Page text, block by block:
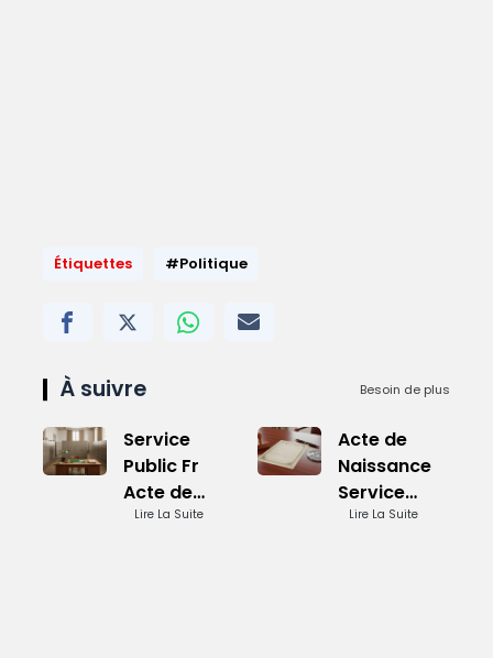
Étiquettes #Politique
À suivre Besoin de plus
Service
Public Fr
Acte de
Naissance:
Lire La Suite
Acte de
Naissance
Service
Public:
Lire La Suite